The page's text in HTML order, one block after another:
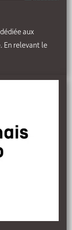
aux
En relevant le